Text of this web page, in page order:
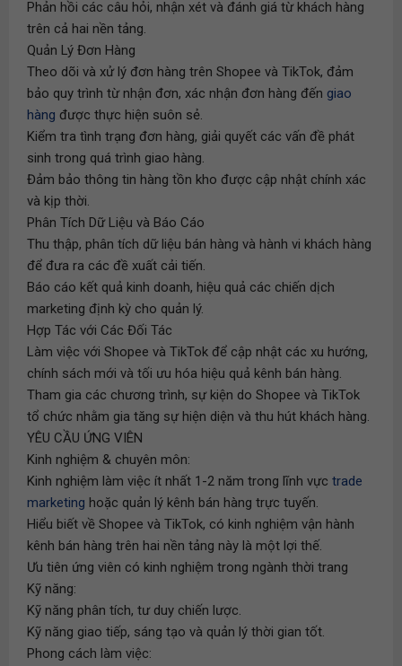
Phản hồi các câu hỏi, nhận xét và đánh giá từ khách hàng
trên cả hai nền tảng.
Quản Lý Đơn Hàng
Theo dõi và xử lý đơn hàng trên Shopee và TikTok, đảm
bảo quy trình từ nhận đơn, xác nhận đơn hàng đến giao
hàng được thực hiện suôn sẻ.
Kiểm tra tình trạng đơn hàng, giải quyết các vấn đề phát
sinh trong quá trình giao hàng.
Đảm bảo thông tin hàng tồn kho được cập nhật chính xác
và kịp thời.
Phân Tích Dữ Liệu và Báo Cáo
Thu thập, phân tích dữ liệu bán hàng và hành vi khách hàng
để đưa ra các đề xuất cải tiến.
Báo cáo kết quả kinh doanh, hiệu quả các chiến dịch
marketing định kỳ cho quản lý.
Hợp Tác với Các Đối Tác
Làm việc với Shopee và TikTok để cập nhật các xu hướng,
chính sách mới và tối ưu hóa hiệu quả kênh bán hàng.
Tham gia các chương trình, sự kiện do Shopee và TikTok
tổ chức nhằm gia tăng sự hiện diện và thu hút khách hàng.
YÊU CẦU ỨNG VIÊN
Kinh nghiệm & chuyên môn:
Kinh nghiệm làm việc ít nhất 1-2 năm trong lĩnh vực trade
marketing hoặc quản lý kênh bán hàng trực tuyến.
Hiểu biết về Shopee và TikTok, có kinh nghiệm vận hành
kênh bán hàng trên hai nền tảng này là một lợi thế.
Ưu tiên ứng viên có kinh nghiệm trong ngành thời trang
Kỹ năng:
Kỹ năng phân tích, tư duy chiến lược.
Kỹ năng giao tiếp, sáng tạo và quản lý thời gian tốt.
Phong cách làm việc: